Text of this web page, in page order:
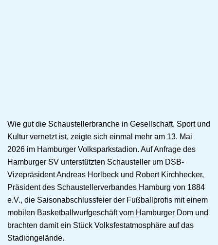
Wie gut die Schaustellerbranche in Gesellschaft, Sport und
Kultur vernetzt ist, zeigte sich einmal mehr am 13. Mai
2026 im Hamburger Volksparkstadion. Auf Anfrage des
Hamburger SV unterstützten Schausteller um DSB-
Vizepräsident Andreas Horlbeck und Robert Kirchhecker,
Präsident des Schaustellerverbandes Hamburg von 1884
e.V., die Saisonabschlussfeier der Fußballprofis mit einem
mobilen Basketballwurfgeschäft vom Hamburger Dom und
brachten damit ein Stück Volksfestatmosphäre auf das
Stadiongelände.